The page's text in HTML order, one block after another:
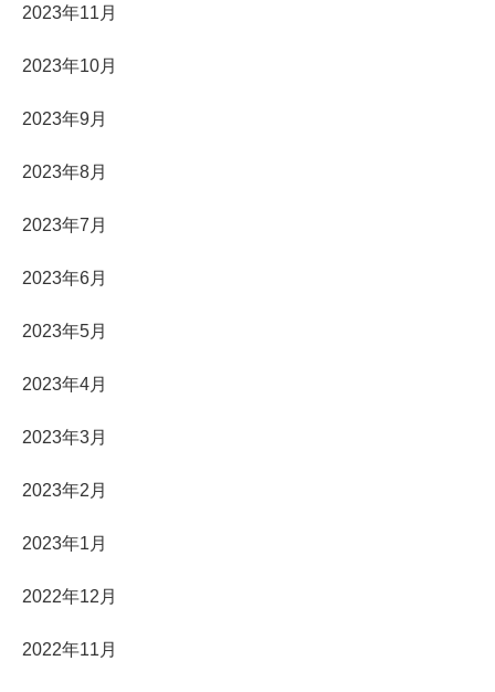
2023年11月
2023年10月
2023年9月
2023年8月
2023年7月
2023年6月
2023年5月
2023年4月
2023年3月
2023年2月
2023年1月
2022年12月
2022年11月